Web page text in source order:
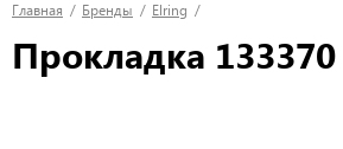
Главная / Бренды / Elring /
Прокладка 133370